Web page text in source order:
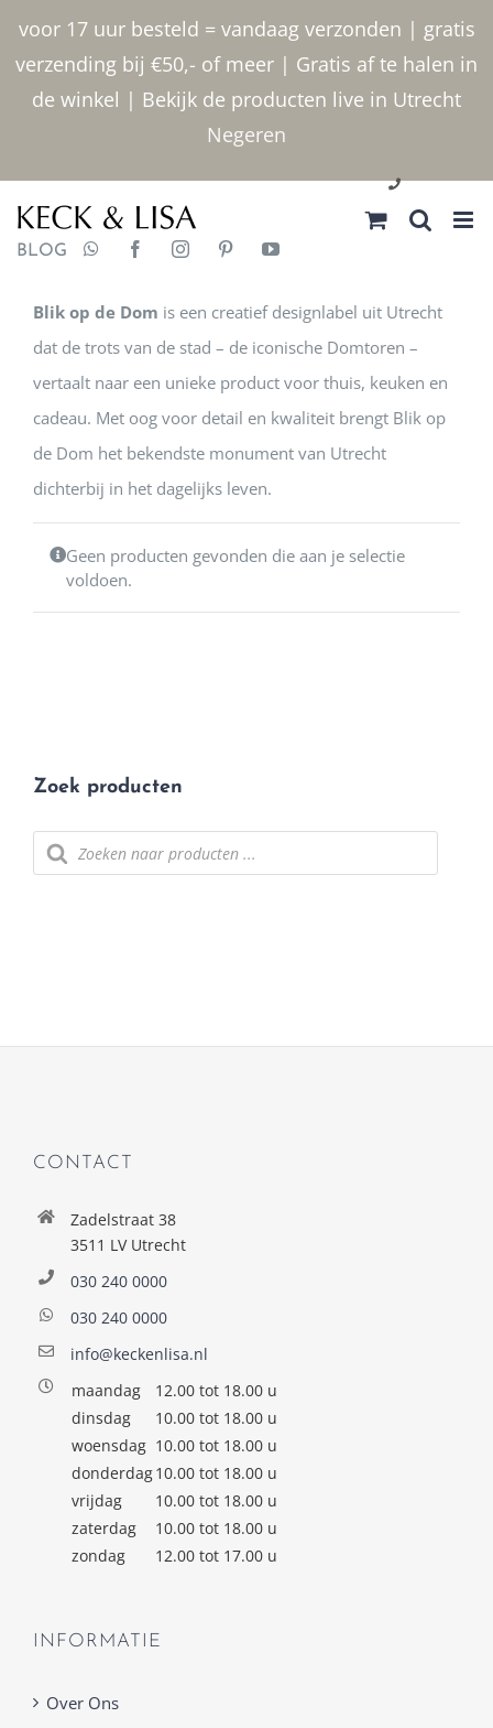
voor 17 uur besteld = vandaag verzonden | gratis
verzending bij €50,- of meer | Gratis af te halen in
de winkel | Bekijk de producten live in Utrecht
Negeren
inhoud
030 2400000
BLOG
Blik op de Dom is een creatief designlabel uit Utrecht
dat de trots van de stad – de iconische Domtoren –
vertaalt naar een unieke product voor thuis, keuken en
cadeau. Met oog voor detail en kwaliteit brengt Blik op
de Dom het bekendste monument van Utrecht
dichterbij in het dagelijks leven.
Geen producten gevonden die aan je selectie
voldoen.
Zoek producten
Producten
zoeken
CONTACT
Zadelstraat 38
3511 LV Utrecht
030 240 0000
030 240 0000
info@keckenlisa.nl
maandag
12.00 tot 18.00 u
dinsdag
10.00 tot 18.00 u
woensdag 10.00 tot 18.00 u
donderdag10.00 tot 18.00 u
vrijdag
10.00 tot 18.00 u
zaterdag
10.00 tot 18.00 u
zondag
12.00 tot 17.00 u
INFORMATIE
Over Ons